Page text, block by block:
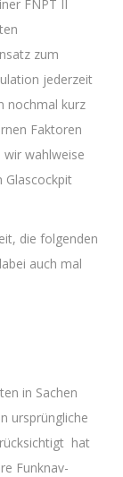
FNPT II
zum
jederzeit
nochmal kurz
Faktoren
wahlweise
Glascockpit
die folgenden
auch mal
in Sachen
ursprüngliche
hat
Funknav-